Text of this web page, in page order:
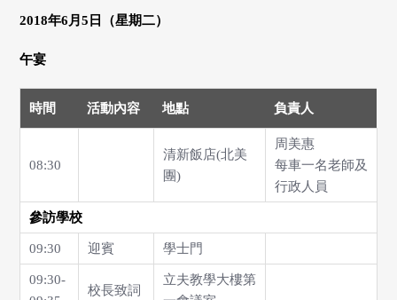
2018年6月5日（星期二）
午宴
時間 活動內容 地點 負責人
08:30
清新飯店(北美
團)
周美惠
每車一名老師及
行政人員
參訪學校
09:30 迎賓 學士門
09:30-
校長致詞
立夫教學大樓第